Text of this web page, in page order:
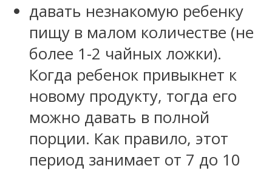
давать незнакомую ребенку
пищу в малом количестве (не
более 1-2 чайных ложки).
Когда ребенок привыкнет к
новому продукту, тогда его
можно давать в полной
порции. Как правило, этот
период занимает от 7 до 10